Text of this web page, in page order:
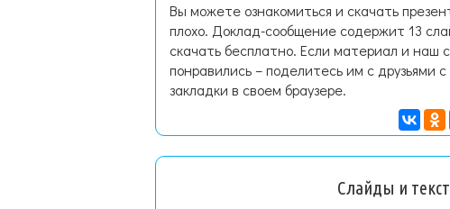
Вы можете ознакомиться и скачать
плохо. Доклад-сообщение содержит 13
скачать бесплатно. Если материал и
понравились – поделитесь им с друзьями
закладки в своем браузере.
Слайды и